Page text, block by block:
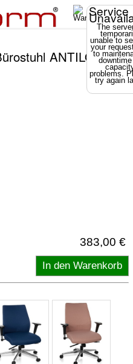
Service
The
unable to
your
to
problems.
try again
ANTILOPE
383,00 €